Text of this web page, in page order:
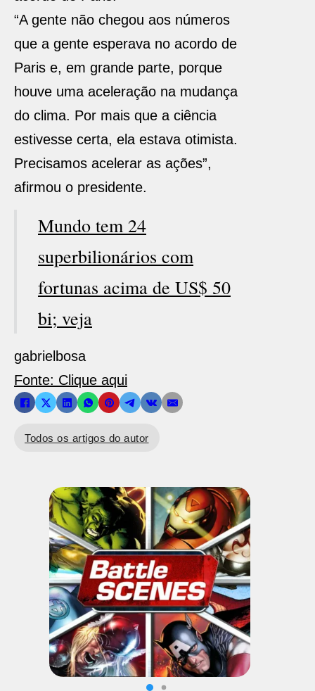
“A gente não chegou aos números
que a gente esperava no acordo de
Paris e, em grande parte, porque
houve uma aceleração na mudança
do clima. Por mais que a ciência
estivesse certa, ela estava otimista.
Precisamos acelerar as ações”,
afirmou o presidente.
Mundo tem 24
superbilionários com
fortunas acima de US$ 50
bi; veja
gabrielbosa
Fonte: Clique aqui
Todos os artigos do autor